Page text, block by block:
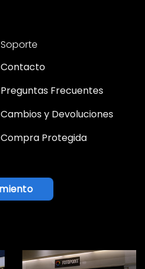
Soporte
Contacto
Preguntas Frecuentes
Cambios y Devoluciones
Compra Protegida